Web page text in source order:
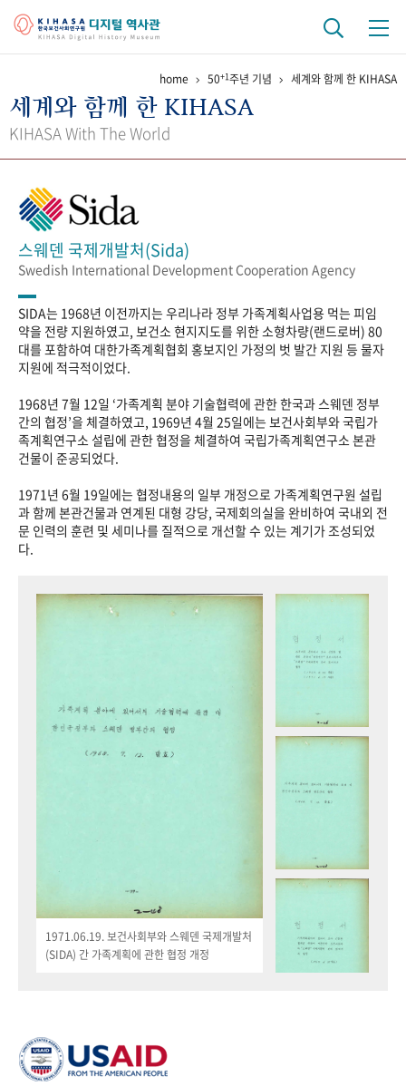
걸어온 길 기관 변천사 역대 기관장
정책과 연구 키워드로 보는 연구 역사
간행물 변천사
기록물 아카이브
사진 아카이브 문서 기록물 행정박물 영상 기록물
성과 50선 숫자로 보는 50년 50+1주년 광장
세계와 함께 한 KIHASA
VR 역사관
home 50+1주년 기념 세계와 함께 한 KIHASA
세계와 함께 한 KIHASA
KIHASA With The World
스웨덴 국제개발처(Sida)
Swedish International Development Cooperation Agency
SIDA는 1968년 이전까지는 우리나라 정부 가족계획사업용 먹는 피임
약을 전량 지원하였고, 보건소 현지지도를 위한 소형차량(랜드로버) 80
대를 포함하여 대한가족계획협회 홍보지인 가정의 벗 발간 지원 등 물자
지원에 적극적이었다.
1968년 7월 12일 ‘가족계획 분야 기술협력에 관한 한국과 스웨덴 정부
간의 협정’을 체결하였고, 1969년 4월 25일에는 보건사회부와 국립가
족계획연구소 설립에 관한 협정을 체결하여 국립가족계획연구소 본관
건물이 준공되었다.
1971년 6월 19일에는 협정내용의 일부 개정으로 가족계획연구원 설립
과 함께 본관건물과 연계된 대형 강당, 국제회의실을 완비하여 국내외 전
문 인력의 훈련 및 세미나를 질적으로 개선할 수 있는 계기가 조성되었
다.
1971.06.19. 보건사회부와 스웨덴 국제개발처
(SIDA) 간 가족계획에 관한 협정 개정